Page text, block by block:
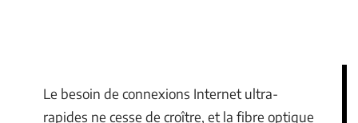
Le besoin de connexions Internet ultra-
rapides ne cesse de croître, et la fibre optique